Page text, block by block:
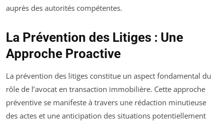
auprès des autorités compétentes.
La Prévention des Litiges : Une
Approche Proactive
La prévention des litiges constitue un aspect fondamental du
rôle de l’avocat en transaction immobilière. Cette approche
préventive se manifeste à travers une rédaction minutieuse
des actes et une anticipation des situations potentiellement